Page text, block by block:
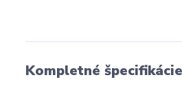
Kompletné špecifikácie